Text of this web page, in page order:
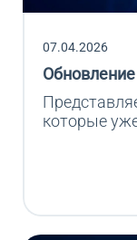
07.04.2026
Обновление
которые